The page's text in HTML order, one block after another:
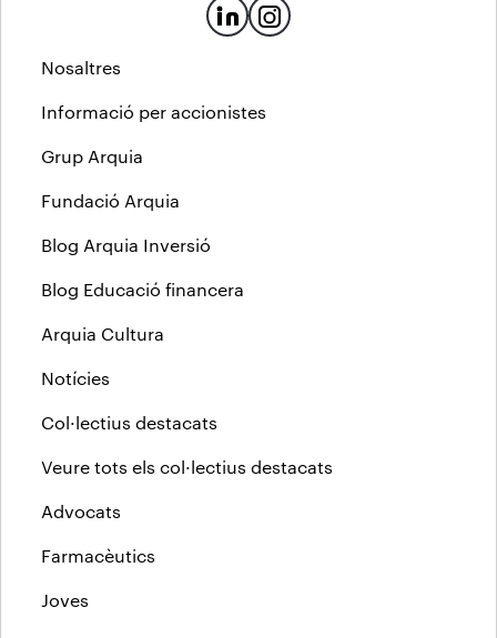
Nosaltres
Informació per accionistes
Grup Arquia
Fundació Arquia
Blog Arquia Inversió
Blog Educació financera
Arquia Cultura
Notícies
Col·lectius destacats
Veure tots els col·lectius destacats
Advocats
Farmacèutics
Joves